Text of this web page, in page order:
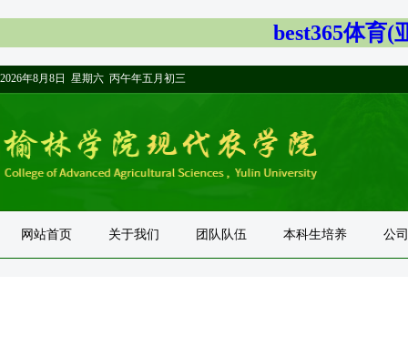
best365体育(
2026年8月8日 星期六 丙午年五月初三
网站首页 关于我们 团队队伍 本科生培养 公